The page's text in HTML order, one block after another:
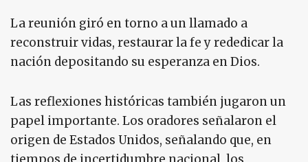
La reunión giró en torno a un llamado a
reconstruir vidas, restaurar la fe y rededicar la
nación depositando su esperanza en Dios.
Las reflexiones históricas también jugaron un
papel importante. Los oradores señalaron el
origen de Estados Unidos, señalando que, en